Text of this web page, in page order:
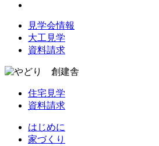
見学会情報
大工見学
資料請求
住宅見学
資料請求
はじめに
家づくり